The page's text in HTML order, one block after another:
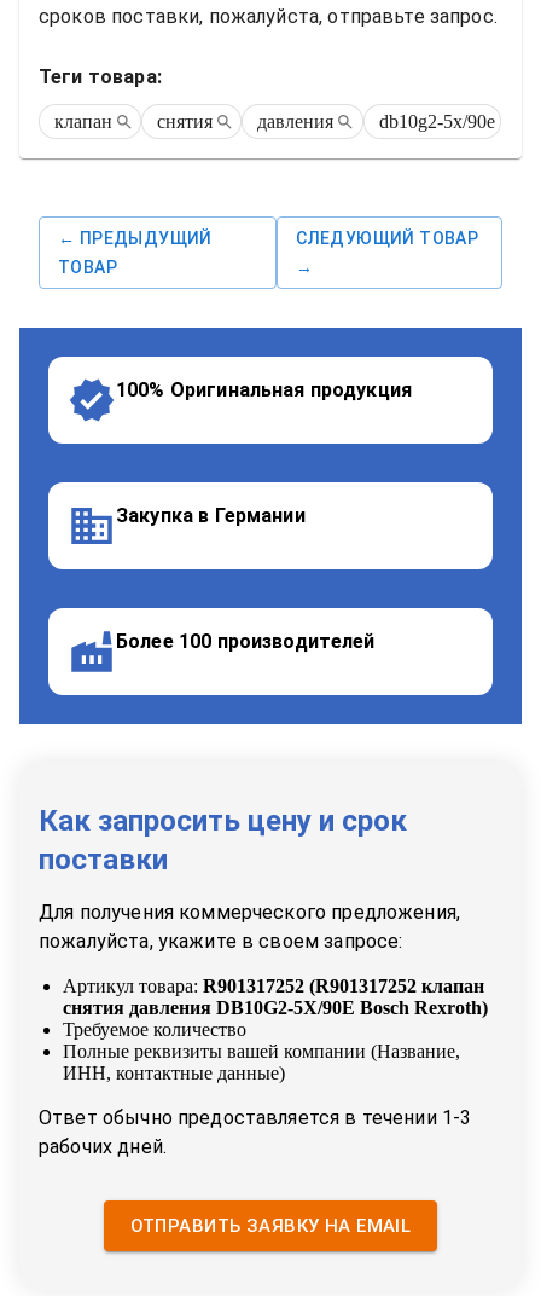
сроков поставки, пожалуйста, отправьте запрос.
Теги товара:
клапан снятия давления db10g2-5x/90e
← ПРЕДЫДУЩИЙ
ТОВАР
СЛЕДУЮЩИЙ ТОВАР
→
100% Оригинальная продукция
Закупка в Германии
Более 100 производителей
Как запросить цену и срок
поставки
Для получения коммерческого предложения,
пожалуйста, укажите в своем запросе:
Артикул товара: R901317252 (R901317252 клапан
снятия давления DB10G2-5X/90E Bosch Rexroth)
Требуемое количество
Полные реквизиты вашей компании (Название,
ИНН, контактные данные)
Ответ обычно предоставляется в течении 1-3
рабочих дней.
ОТПРАВИТЬ ЗАЯВКУ НА EMAIL